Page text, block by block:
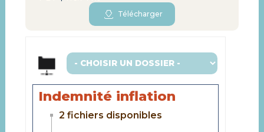
Télécharger
Indemnité inflation
2 fichiers disponibles